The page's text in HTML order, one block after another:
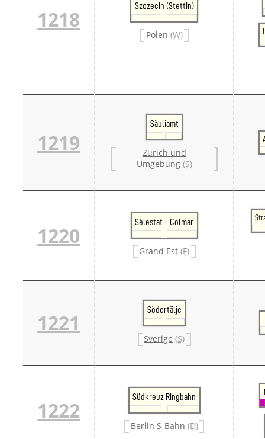
1218
Szczecin (Stettin)
Polen (W)
1219
Säuliamt
Zürich und
Umgebung (S)
1220
Sélestat - Colmar
Grand Est (F)
1221
Södertälje
Sverige (S)
1222
Südkreuz Ringbahn
Berlin S-Bahn (D)